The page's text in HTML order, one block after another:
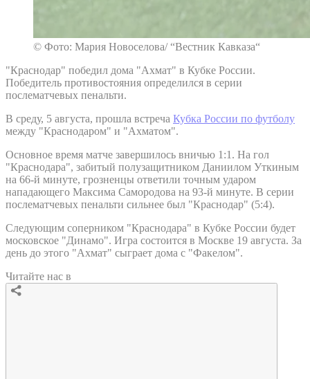
© Фото: Мария Новоселова/ “Вестник Кавказа“
"Краснодар" победил дома "Ахмат" в Кубке России.
Победитель противостояния определился в серии
послематчевых пенальти.
В среду, 5 августа, прошла встреча Кубка России по футболу
между "Краснодаром" и "Ахматом".
Основное время матче завершилось вничью 1:1. На гол
"Краснодара", забитый полузащитником Даниилом Уткиным
на 66-й минуте, грозненцы ответили точным ударом
нападающего Максима Самородова на 93-й минуте. В серии
послематчевых пенальти сильнее был "Краснодар" (5:4).
Следующим соперником "Краснодара" в Кубке России будет
московское "Динамо". Игра состоится в Москве 19 августа. За
день до этого "Ахмат" сыграет дома с "Факелом".
Читайте нас в